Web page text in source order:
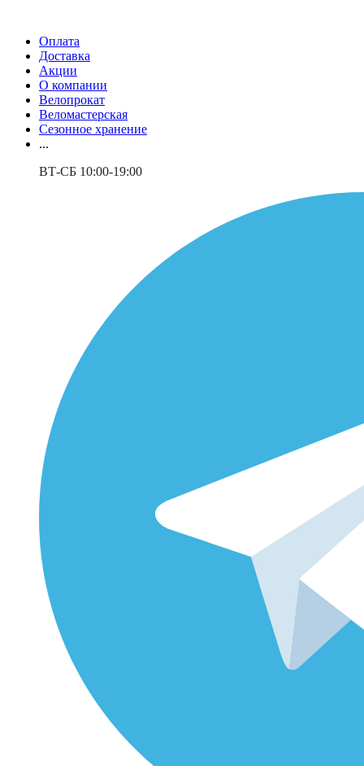
Оплата
Доставка
Акции
О компании
Велопрокат
Веломастерская
Сезонное хранение
...
ВТ-СБ 10:00-19:00